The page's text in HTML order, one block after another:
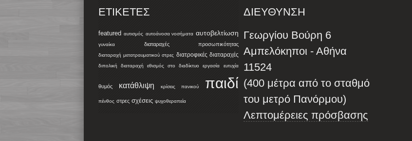
ΕΤΙΚΈΤΕΣ
featured αυτισμός αυτοάνοσα νοσήματα αυτοβελτίωση
γυναίκα διαταραχές προσωπικότητας
διαταραχή μετατραυματικού στρες διατροφικές διαταραχές
διπολική διαταραχή εθισμός στο διαδίκτυο εργασία ευτυχία
θυμός κατάθλιψη κρίσεις πανικού παιδί
πένθος στρες σχέσεις ψυχοθεραπεία
ΔΙΕΥΘΥΝΣΗ
Γεωργίου Βούρη 6
Αμπελόκηποι - Αθήνα
11524
(400 μέτρα από το σταθμό
του μετρό Πανόρμου)
Λεπτομέρειες πρόσβασης